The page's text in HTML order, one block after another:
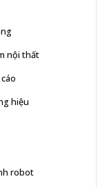
nội thất
hiệu
robot